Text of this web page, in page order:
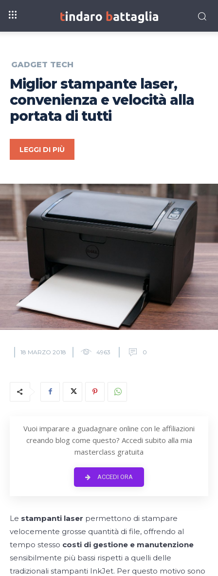
GADGET TECH
Miglior stampante laser,
convenienza e velocità alla
portata di tutti
LEGGI DI PIÙ
18 MARZO 2018 4963 0
Vuoi imparare a guadagnare online con le affiliazioni
creando blog come questo? Accedi subito alla mia
masterclass gratuita
ACCEDI ORA
Le stampanti laser permettono di stampare
velocemente grosse quantità di file, offrendo al
tempo stesso costi di gestione e manutenzione
sensibilmente più bassi rispetti a quelli delle
tradizionali stampanti InkJet. Per questo motivo sono